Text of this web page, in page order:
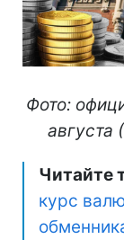
Фото:
августа
Читайте
курс